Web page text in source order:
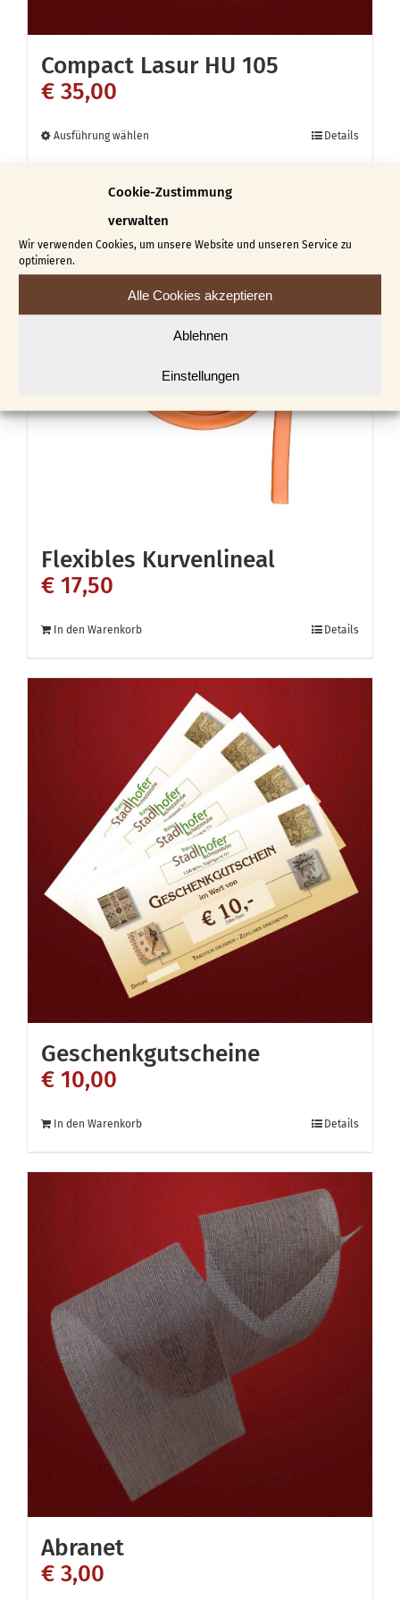
Cookie-Zustimmung
verwalten
Wir verwenden Cookies, um unsere Website und unseren Service zu
optimieren.
Alle Cookies akzeptieren
Ablehnen
Einstellungen
Compact Lasur HU 105
€ 35,00
Ausführung wählen
weist
mehrere
Varianten
auf.
Die
Optionen
der
Details
Flexibles Kurvenlineal
€ 17,50
In den Warenkorb Details
Geschenkgutscheine
€ 10,00
In den Warenkorb Details
Abranet
€ 3,00